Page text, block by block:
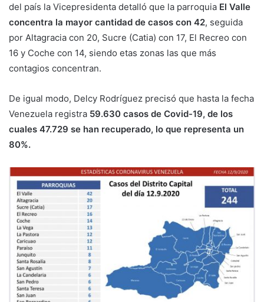
del país la Vicepresidenta detalló que la parroquia El Valle
concentra la mayor cantidad de casos con 42, seguida
por Altagracia con 20, Sucre (Catia) con 17, El Recreo con
16 y Coche con 14, siendo etas zonas las que más
contagios concentran.
De igual modo, Delcy Rodríguez precisó que hasta la fecha
Venezuela registra 59.630 casos de Covid-19, de los
cuales 47.729 se han recuperado, lo que representa un
80%.